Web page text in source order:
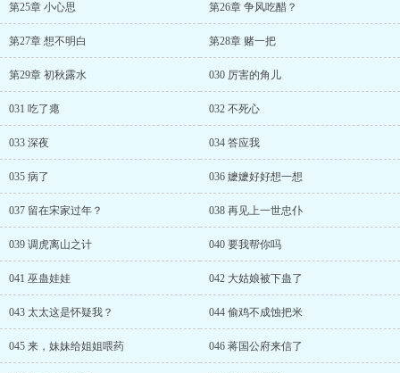
第25章 小心思 第26章 争风吃醋？
第27章 想不明白 第28章 赌一把
第29章 初秋露水 030 厉害的角儿
031 吃了瘪 032 不死心
033 深夜 034 答应我
035 病了 036 嬷嬷好好想一想
037 留在宋家过年？ 038 再见上一世忠仆
039 调虎离山之计 040 要我帮你吗
041 巫蛊娃娃 042 大姑娘被下蛊了
043 太太这是怀疑我？ 044 偷鸡不成蚀把米
045 来，妹妹给姐姐喂药 046 蒋国公府来信了